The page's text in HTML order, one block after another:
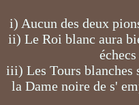
i) Aucun des deux
ii) Le Roi blanc aura
iii) Les Tours blanches
la Dame noire de s'